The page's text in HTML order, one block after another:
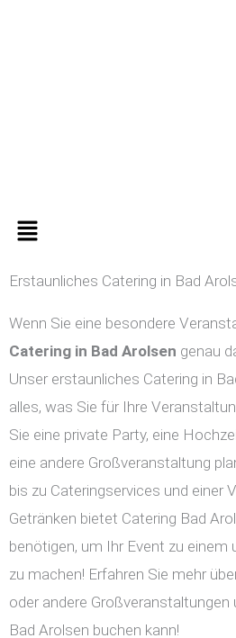
Menü
Erstaunliches Catering in Bad
Wenn Sie eine besondere
Catering in Bad Arolsen genau
Unser erstaunliches Catering in
alles, was Sie für Ihre
Sie eine private Party, eine
eine andere Großveranstaltung
bis zu Cateringservices und einer
Getränken bietet Catering Bad
benötigen, um Ihr Event zu einem
zu machen! Erfahren Sie mehr
oder andere Großveranstaltungen
Bad Arolsen buchen kann!